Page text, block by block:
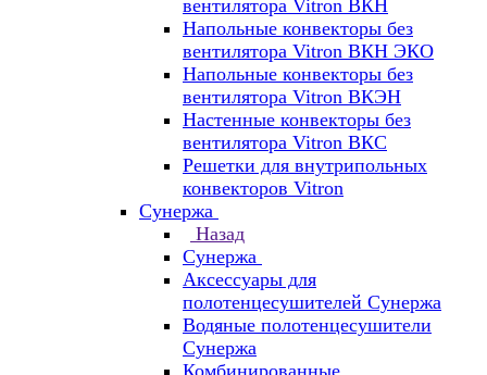
вентилятора Vitron ВКН
Напольные конвекторы без
вентилятора Vitron ВКН ЭКО
Напольные конвекторы без
вентилятора Vitron ВКЭН
Настенные конвекторы без
вентилятора Vitron ВКС
Решетки для внутрипольных
конвекторов Vitron
Сунержа
Назад
Сунержа
Аксессуары для
полотенцесушителей Сунержа
Водяные полотенцесушители
Сунержа
Комбинированные